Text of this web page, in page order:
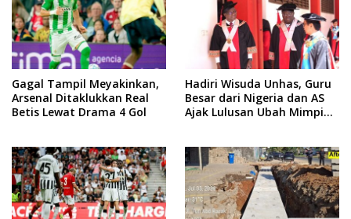
Gagal Tampil Meyakinkan,
Arsenal Ditaklukkan Real
Betis Lewat Drama 4 Gol
Hadiri Wisuda Unhas, Guru
Besar dari Nigeria dan AS
Ajak Lulusan Ubah Mimpi